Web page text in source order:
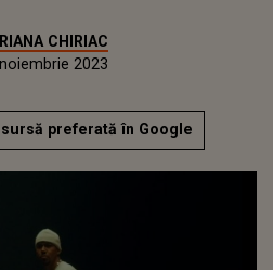
CHIRIAC
2023
preferată în Google